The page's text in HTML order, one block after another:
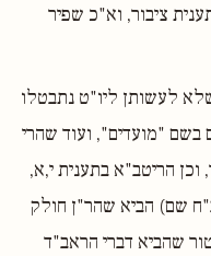
ציבור, וא"כ שפיר
לעשותן ליו"ט נתבטלו
"מועדים", ועוד שהרי
הריטב"א בתענית י,א,
שם) הביא שהר"ן חולק
שהביא דברי הראב"ד